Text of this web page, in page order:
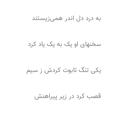
به درد دل اندر همی‌زیستند
سخنهای او یک به یک یاد کرد
یکی تنگ تابوت کردش ز سیم
قصب کرد در زیر پیراهنش